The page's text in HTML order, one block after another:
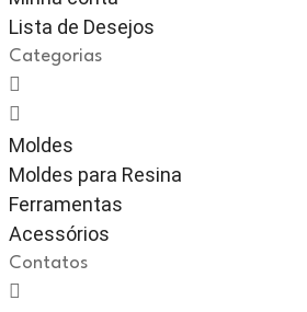
Lista de Desejos
Categorias
Moldes
Moldes para Resina
Ferramentas
Acessórios
Contatos